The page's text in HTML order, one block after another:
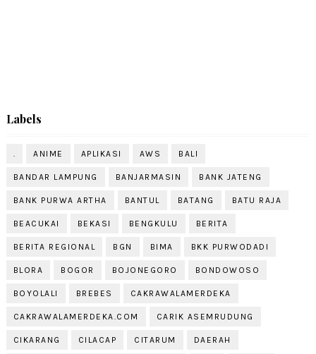
Labels
. ANIME APLIKASI AWS BALI
BANDAR LAMPUNG BANJARMASIN BANK JATENG
BANK PURWA ARTHA BANTUL BATANG BATU RAJA
BEACUKAI BEKASI BENGKULU BERITA
BERITA REGIONAL BGN BIMA BKK PURWODADI
BLORA BOGOR BOJONEGORO BONDOWOSO
BOYOLALI BREBES CAKRAWALAMERDEKA
CAKRAWALAMERDEKA.COM CARIK ASEMRUDUNG
CIKARANG CILACAP CITARUM DAERAH